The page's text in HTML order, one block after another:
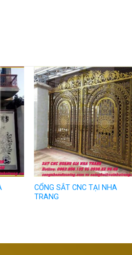
CỔNG SẮT CNC TẠI NHA
TRANG